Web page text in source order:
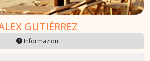
GUTIÉRREZ
Informazioni